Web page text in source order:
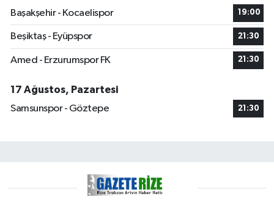
Başakşehir - Kocaelispor
19:00
Beşiktaş - Eyüpspor 21:30
Amed - Erzurumspor FK 21:30
17 Ağustos, Pazartesi
Samsunspor - Göztepe
21:30